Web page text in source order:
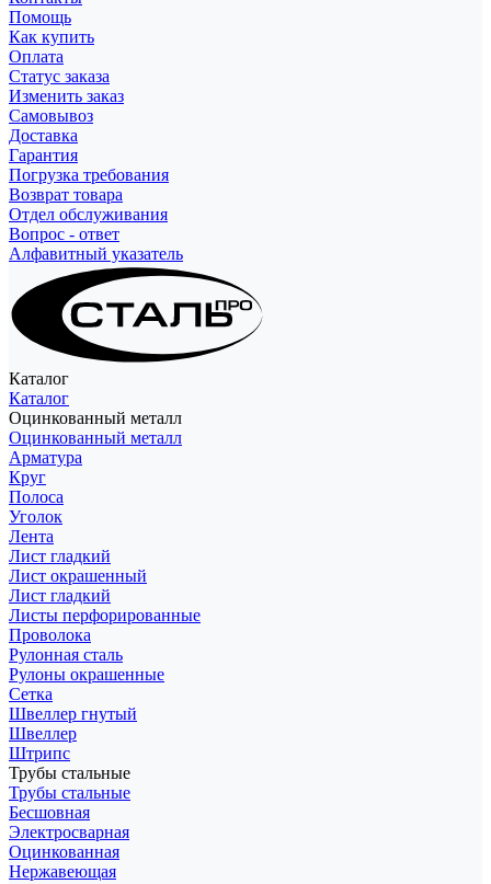
Помощь
Как купить
Оплата
Статус заказа
Изменить заказ
Самовывоз
Доставка
Гарантия
Погрузка требования
Возврат товара
Отдел обслуживания
Вопрос - ответ
Алфавитный указатель
Каталог
Каталог
Оцинкованный металл
Оцинкованный металл
Арматура
Круг
Полоса
Уголок
Лента
Лист гладкий
Лист окрашенный
Лист гладкий
Листы перфорированные
Проволока
Рулонная сталь
Рулоны окрашенные
Сетка
Швеллер гнутый
Швеллер
Штрипс
Трубы стальные
Трубы стальные
Бесшовная
Электросварная
Оцинкованная
Нержавеющая